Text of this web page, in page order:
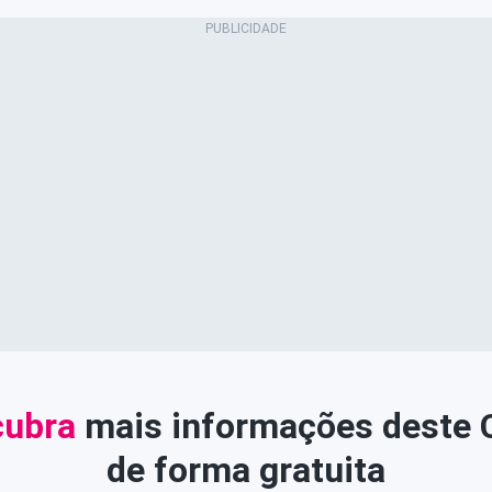
mais informações deste
de forma gratuita